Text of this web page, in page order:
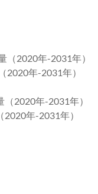
2020年-2031年）
年-2031年）
2020年-2031年）
年-2031年）